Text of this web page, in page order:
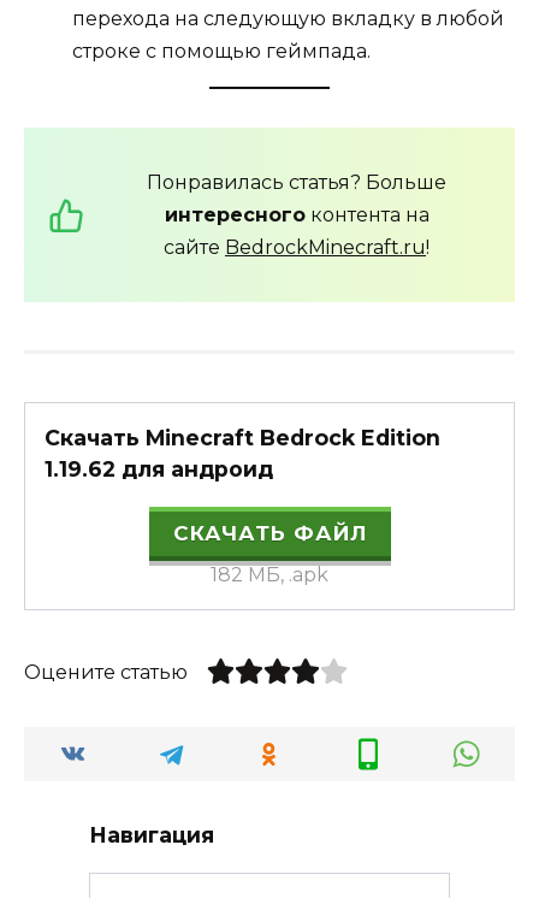
перехода на следующую вкладку в любой
строке с помощью геймпада.
Понравилась статья? Больше
интересногоконтента на
сайте BedrockMinecraft.ru!
Скачать Minecraft Bedrock Edition
1.19.62 для андроид
СКАЧАТЬ ФАЙЛ
182 МБ, .apk
Оцените статью
Навигация